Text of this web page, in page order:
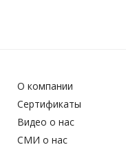
О компании
Сертификаты
Видео о нас
СМИ о нас